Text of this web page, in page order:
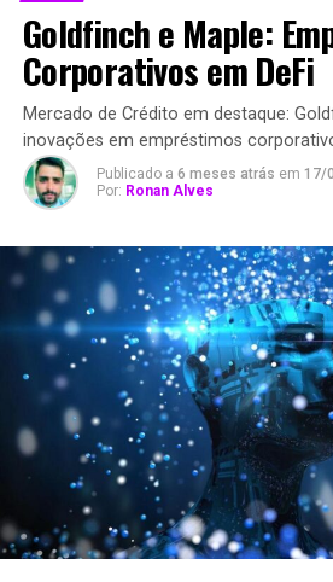
Goldfinch e Maple:
Corporativos em DeFi
Mercado de Crédito em destaque:
inovações em empréstimos
Publicado a 6 meses atrás em 17/
Por: Ronan Alves